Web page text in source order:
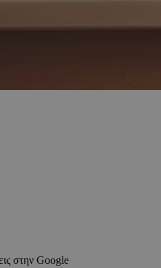
στην Google